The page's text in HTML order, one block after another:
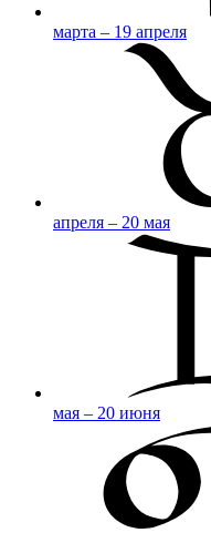
марта – 19 апреля
апреля – 20 мая
мая – 20 июня